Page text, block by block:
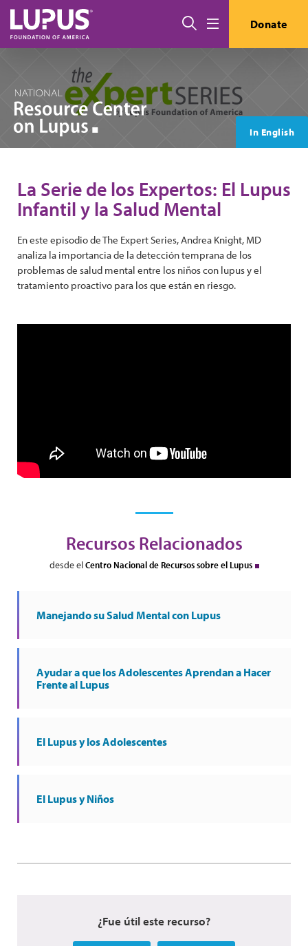
Pasar al contenido principal
Buscar Donate
In English
La Serie de los Expertos: El Lupus
Infantil y la Salud Mental
En este episodio de The Expert Series, Andrea Knight, MD
analiza la importancia de la detección temprana de los
problemas de salud mental entre los niños con lupus y el
tratamiento proactivo para los que están en riesgo.
Recursos Relacionados
desde elCentro Nacional de Recursos sobre el Lupus
Manejando su Salud Mental con Lupus
Ayudar a que los Adolescentes Aprendan a Hacer
Frente al Lupus
El Lupus y los Adolescentes
El Lupus y Niños
¿Fue útil este recurso?